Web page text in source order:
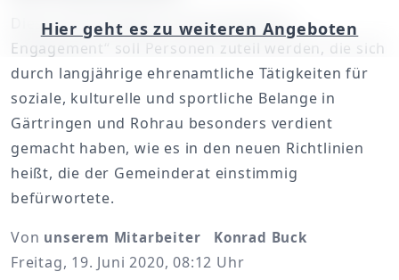
Diese „Ehrennadel für ehrenamtliches
Engagement“ soll Personen zuteil werden, die sich
durch langjährige ehrenamtliche Tätigkeiten für
soziale, kulturelle und sportliche Belange in
Gärtringen und Rohrau besonders verdient
gemacht haben, wie es in den neuen Richtlinien
heißt, die der Gemeinderat einstimmig
befürwortete.
Von unserem Mitarbeiter Konrad Buck
Freitag, 19. Juni 2020, 08:12 Uhr
Hier geht es zu weiteren Angeboten